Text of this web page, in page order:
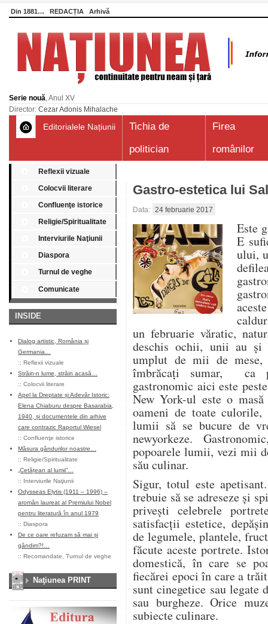
Din 1881… REDACȚIA Arhivă
Serie nouă, Anul XV
Director: Cezar Adonis Mihalache
Editorialele Națiunii
Tichia de
politician
Firea
românilor
Reflexii vizuale
Colocvii literare
Confluenţe istorice
Religie/Spiritualitate
Interviurile Naţiunii
Diaspora
Turnul de veghe
Comunicate
INSIDE
Dialog artistic, România și
Germania…
:: Reflexii vizuale
Străin-n lume, străin acasă…
:: Colocvii literare
Apel la Dreptate și Adevăr Istoric:
Elena Chiaburu despre Basarabia,
1940, și documentele din arhive
care contrazic Raportul Wiesel
:: Confluenţe istorice
Măsura gândurilor noastre…
:: Religie/Spiritualitate
„Cetățean al lumii”…
:: Interviurile Naţiunii
Odysseas Elytis (1911 – 1996) –
aromân laureat al Premiului Nobel
pentru literatură în anul 1979
:: Diaspora
De ce oare refuzam să mai și
gândim?!…
:: Recomandate Turnul de veghe
Naţiunea PRINT
Gastro-estetica lui
Data: 24 februarie 2017
Este
E
ului,
un februarie văratic,
deschis ochii, unii au
umplut de mii de
îmbrăcați sumar, ca
gastronomic aici este
New York-ul este o
oameni de toate
lumii să se bucure de
newyorkeze.
popoarele lumii, vezi mii
său culinar.
Sigur, totul este
trebuie să se adreseze și
privești celebrele
satisfacții estetice,
de legumele, plantele,
făcute aceste portrete.
domestică, în care se
fiecărei epoci în care a
sunt cinegetice sau legate
sau burgheze. Orice
subiecte culinare.